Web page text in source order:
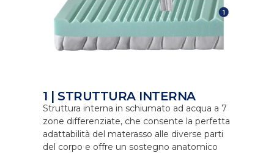
1 | STRUTTURA INTERNA
Struttura interna in schiumato ad acqua a 7
zone differenziate, che consente la perfetta
adattabilità del materasso alle diverse parti
del corpo e offre un sostegno anatomico